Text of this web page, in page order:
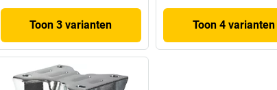
Toon 3 varianten Toon 4 varianten